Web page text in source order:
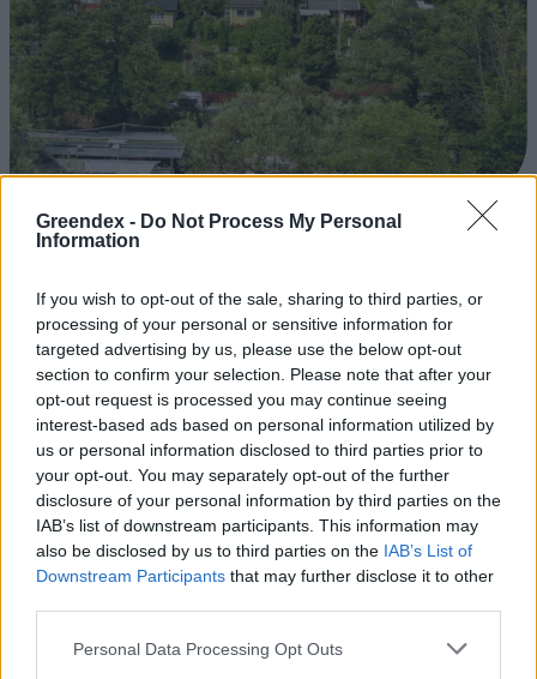
Greendex - Do Not Process My Personal
Information
If you wish to opt-out of the sale, sharing to third parties, or
processing of your personal or sensitive information for
targeted advertising by us, please use the below opt-out
section to confirm your selection. Please note that after your
opt-out request is processed you may continue seeing
interest-based ads based on personal information utilized by
us or personal information disclosed to third parties prior to
your opt-out. You may separately opt-out of the further
disclosure of your personal information by third parties on the
IAB’s list of downstream participants. This information may
also be disclosed by us to third parties on the IAB’s List of
Downstream Participants that may further disclose it to other
Personal Data Processing Opt Outs
Szöllősi Gáborral, a Gardenfutura ügyvezetőjével beszélgettünk.
Történelmi aszály sújtja Nagy-
Britanniát is
SZEMLE
Elképesztő felvétel mutatja meg,
mekkora a különbség az áradó és a
kiszáradó Duna között
ÉLŐ BOLYGÓNK